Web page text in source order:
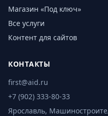
Магазин «Под ключ»
Все услуги
Контент для сайтов
КОНТАКТЫ
first@aid.ru
+7 (902) 333-80-33
Ярославль,